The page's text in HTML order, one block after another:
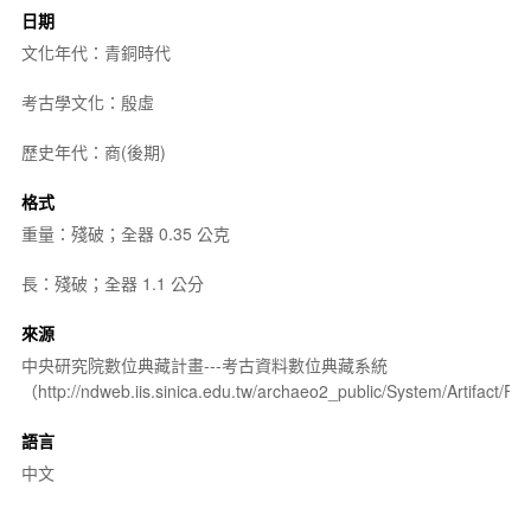
日期
文化年代：青銅時代
考古學文化：殷虛
歷史年代：商(後期)
格式
重量：殘破；全器 0.35 公克
長：殘破；全器 1.1 公分
來源
中央研究院數位典藏計畫---考古資料數位典藏系統
（http://ndweb.iis.sinica.edu.tw/archaeo2_public/System/Artifact/
語言
中文